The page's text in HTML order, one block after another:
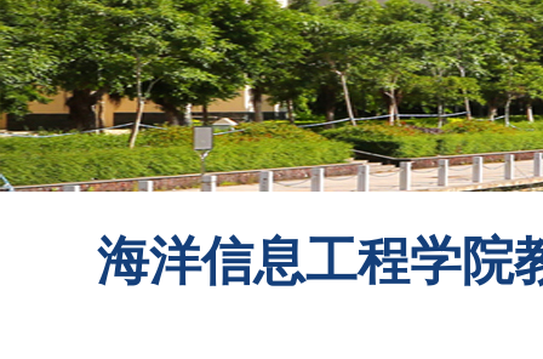
海洋信息工程学院